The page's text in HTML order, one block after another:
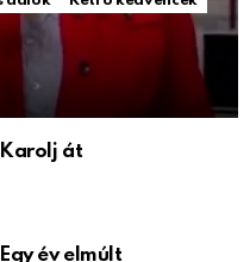
Karolj át
év elmúlt